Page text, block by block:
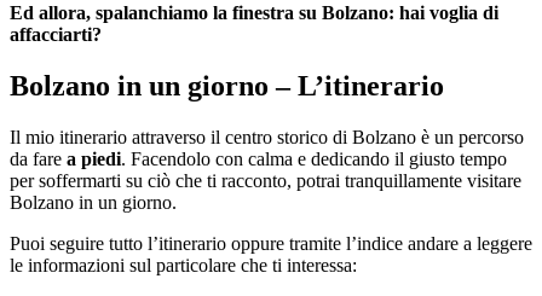
Ed allora, spalanchiamo la finestra su Bolzano: hai voglia di
affacciarti?
Bolzano in un giorno – L’itinerario
Il mio itinerario attraverso il centro storico di Bolzano è un percorso
da fare a piedi. Facendolo con calma e dedicando il giusto tempo
per soffermarti su ciò che ti racconto, potrai tranquillamente visitare
Bolzano in un giorno.
Puoi seguire tutto l’itinerario oppure tramite l’indice andare a leggere
le informazioni sul particolare che ti interessa: